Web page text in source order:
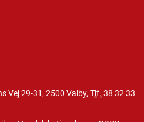
Vej 29-31, 2500 Valby, Tlf. 38 32 33